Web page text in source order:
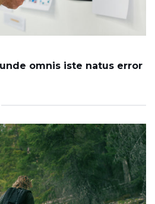
omnis iste natus error